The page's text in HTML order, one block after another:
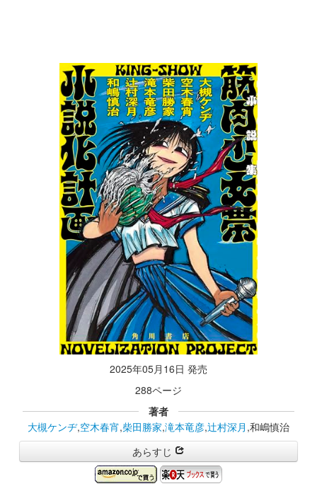
2025年05月16日 発売
288ページ
著者
大槻ケンヂ,空木春宵,柴田勝家,滝本竜彦,辻村深月 ,和嶋慎治
あらすじ